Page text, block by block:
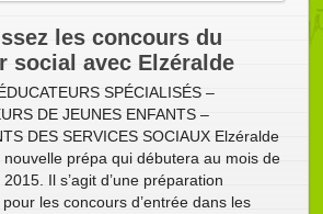
les concours du
social avec Elzéralde
SPÉCIALISÉS –
DE JEUNES ENFANTS –
DES SERVICES SOCIAUX Elzéralde
nouvelle prépa qui débutera au mois de
Il s’agit d’une préparation
les concours d’entrée dans les